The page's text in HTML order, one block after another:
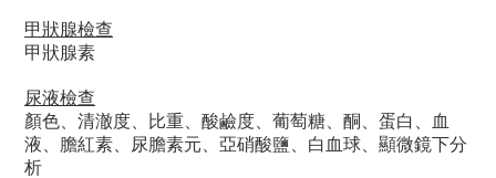
甲狀腺檢查
甲狀腺素
尿液檢查
顏色、清澈度、比重、酸鹼度、葡萄糖、酮、蛋白、血
液、膽紅素、尿膽素元、亞硝酸鹽、白血球、顯微鏡下分
析